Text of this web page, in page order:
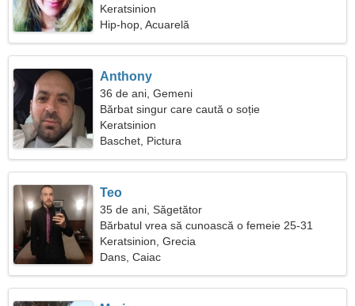
Keratsinion
Hip-hop, Acuarelă
Anthony
36 de ani, Gemeni
Bărbat singur care caută o soție
Keratsinion
Baschet, Pictura
Teo
35 de ani, Săgetător
Bărbatul vrea să cunoască o femeie 25-31
Keratsinion, Grecia
Dans, Caiac